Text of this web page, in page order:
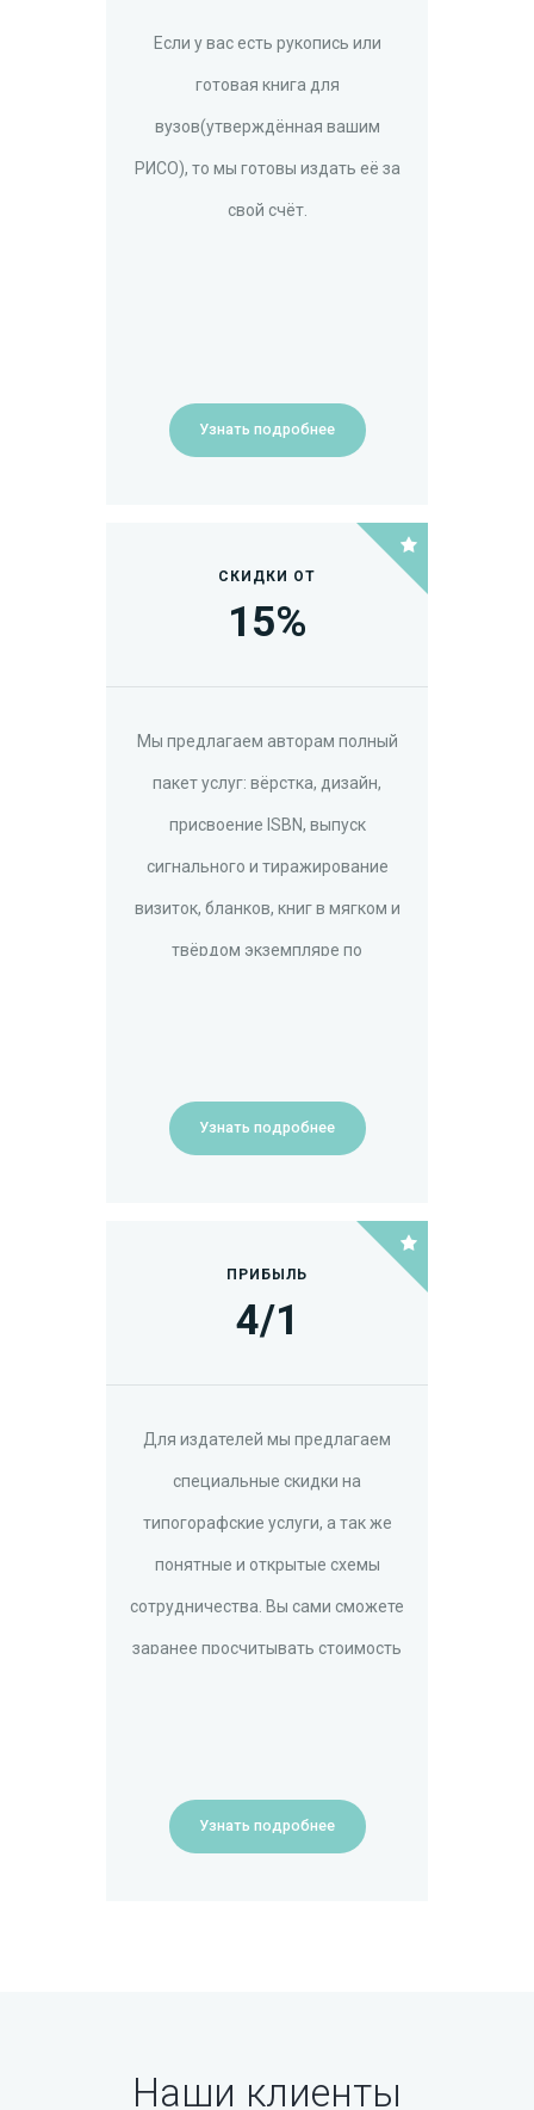
Если у вас есть рукопись или
готовая книга для
вузов(утверждённая вашим
РИСО), то мы готовы издать её за
свой счёт.
Узнать подробнее
СКИДКИ ОТ
15%
Мы предлагаем авторам полный
пакет услуг: вёрстка, дизайн,
присвоение ISBN, выпуск
сигнального и тиражирование
визиток, бланков, книг в мягком и
твёрдом экземпляре по
Узнать подробнее
ПРИБЫЛЬ
4/1
Для издателей мы предлагаем
специальные скидки на
типогорафские услуги, а так же
понятные и открытые схемы
сотрудничества. Вы сами сможете
заранее просчитывать стоимость
Узнать подробнее
Наши клиенты